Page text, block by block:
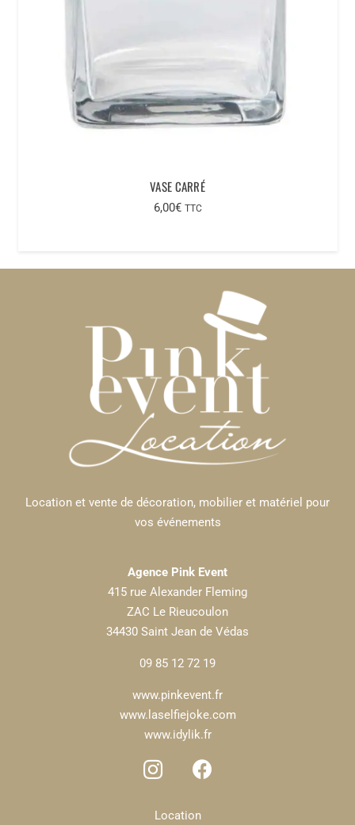
VASE CARRÉ
6,00€ TTC
Location et vente de décoration, mobilier et matériel pour
vos événements
Agence Pink Event
415 rue Alexander Fleming
ZAC Le Rieucoulon
34430 Saint Jean de Védas
09 85 12 72 19
www.pinkevent.fr
www.laselfiejoke.com
www.idylik.fr
Location